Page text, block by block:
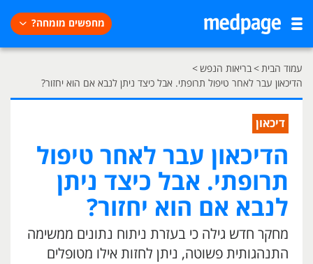
מחפשים מומחה?
עמוד הבית>בריאות הנפש>
הדיכאון עבר לאחר טיפול תרופתי. אבל כיצד ניתן לנבא אם הוא יחזור?
דיכאון
הדיכאון עבר לאחר טיפול
תרופתי. אבל כיצד ניתן
לנבא אם הוא יחזור?
מחקר חדש גילה כי בעזרת ניתוח נתונים ממשימה
התנהגותית פשוטה, ניתן לחזות אילו מטופלים